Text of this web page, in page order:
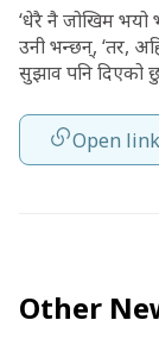
‘धेरै नै जोखिम भयो
उनी भन्छन्, ‘तर,
सुझाव पनि दिएको छु
Open link
Other